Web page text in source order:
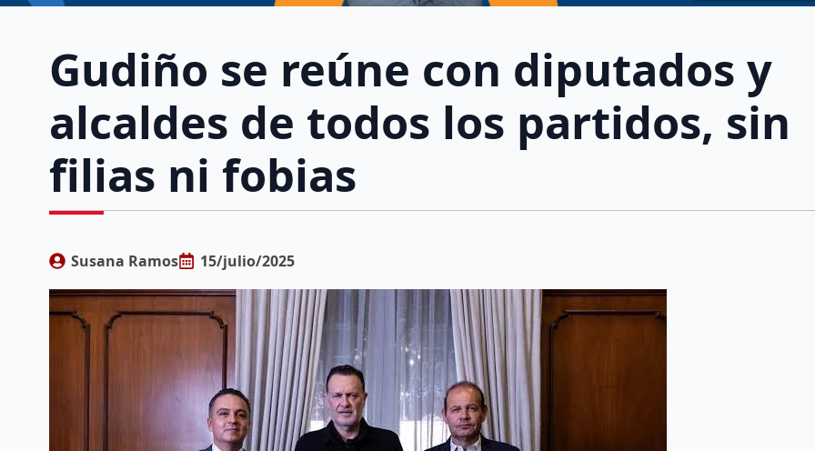
Gudiño se reúne con diputados y
alcaldes de todos los partidos, sin
filias ni fobias
Susana Ramos 15/julio/2025